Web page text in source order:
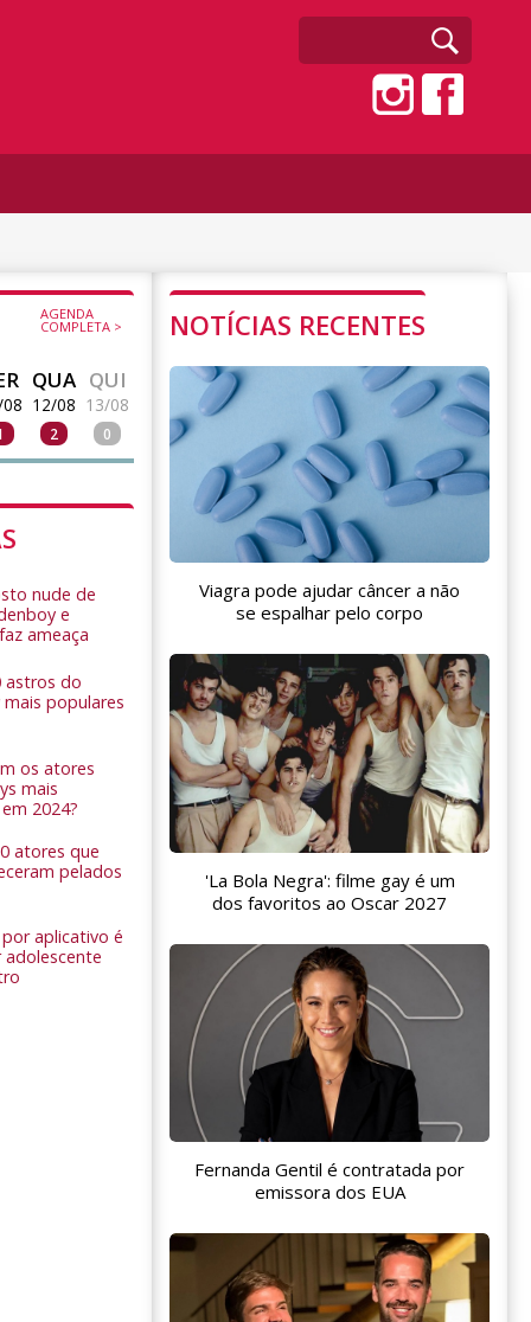
AGENDA
COMPLETA >
QUA
12/08
2
QUI
13/08
0
nude de
e
ameaça
astros do
populares
os atores
mais
2024?
atores que
pelados
aplicativo é
NOTÍCIAS RECENTES
Viagra pode ajudar câncer a não
se espalhar pelo corpo
'La Bola Negra': filme gay é um
dos favoritos ao Oscar 2027
Fernanda Gentil é contratada por
emissora dos EUA